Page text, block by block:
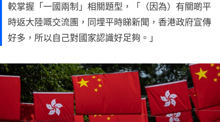
較掌握「一國兩制」相關題型，「（因為）有關啲平
時返大陸嘅交流團，同埋平時睇新聞，香港政府宣傳
好多，所以自己對國家認識好足夠。」